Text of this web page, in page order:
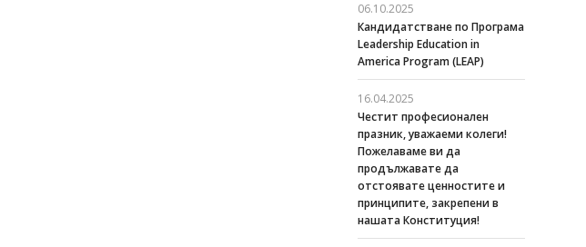
06.10.2025
Кандидатстване по Програма
Leadership Education in
America Program (LEAP)
16.04.2025
Честит професионален
празник, уважаеми колеги!
Пожелаваме ви да
продължавате да
отстоявате ценностите и
принципите, закрепени в
нашата Конституция!